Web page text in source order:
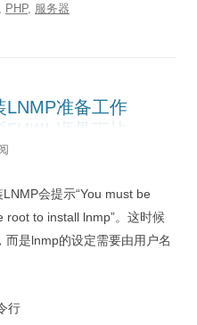
PHP, 服务器
LNMP准备工作
会提示“You must be
to install lnmp”。这时候
是lnmp的设定需要由用户名
行